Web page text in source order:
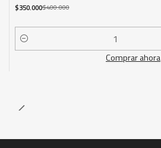
$350.000$400.000
Cantidad
Comprar ahora